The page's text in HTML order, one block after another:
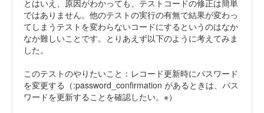
とはいえ、原因がわかっても、テストコードの修正は簡単
ではありません。他のテストの実行の有無で結果が変わっ
てしまうテストを変わらないコードにするというのはなか
なか難しいことです。とりあえず以下のように考えてみま
した。
このテストのやりたいこと：レコード更新時にパスワード
を変更する（:password_confirmation があるときは、パス
ワードを更新することを確認したい。※）